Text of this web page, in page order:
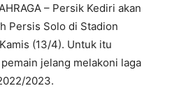
– Persik Kediri akan
Persis Solo di Stadion
(13/4). Untuk itu
jelang melakoni laga
2023.